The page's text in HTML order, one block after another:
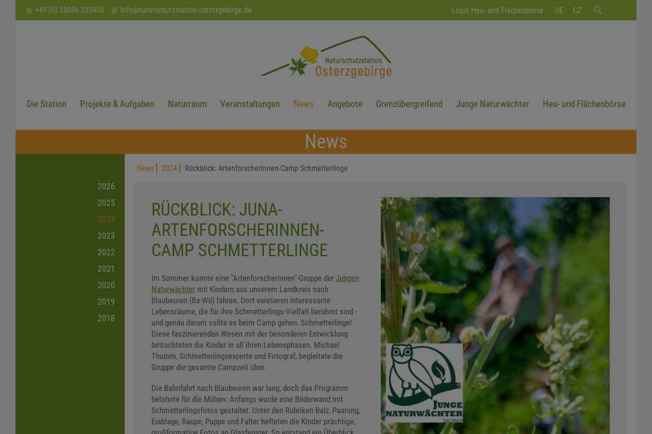
+49 (0) 35056 233950 info@naturschutzstation-osterzgebirge.de Login Heu- und Flächenbörse DE CZ
SUCHEN
Die Station Projekte & Aufgaben Naturraum Veranstaltungen News Angebote Grenzübergreifend Junge Naturwächter Heu- und Flächenbörse
News
2026
2025
2024
2023
2022
2021
2020
2019
2018
News 2024 Rückblick: ArtenforscherInnen-Camp Schmetterlinge
RÜCKBLICK: JUNA-
ARTENFORSCHERINNEN-
CAMP SCHMETTERLINGE
Im Sommer konnte eine "ArtenforscherInnen"-Gruppe der Jungen
Naturwächter mit Kindern aus unserem Landkreis nach
Blaubeuren (Ba-Wü) fahren. Dort existieren interessante
Lebensräume, die für ihre Schmetterlings-Vielfalt berühmt sind -
und genau darum sollte es beim Camp gehen. Schmetterlinge!
Diese faszinierenden Wesen mit der besonderen Entwicklung
betrachteten die Kinder in all ihren Lebensphasen. Michael
Thumm, Schmetterlingsexperte und Fotograf, begleitete die
Gruppe die gesamte Campzeit über.
Die Bahnfahrt nach Blaubeuren war lang, doch das Programm
belohnte für die Mühen: Anfangs wurde eine Bilderwand mit
Schmetterlingsfotos gestaltet. Unter den Rubriken Balz, Paarung,
Eiablage, Raupe, Puppe und Falter hefteten die Kinder prächtige,